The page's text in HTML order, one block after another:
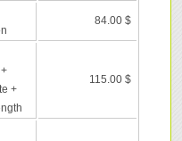
84.00 $
+
115.00 $